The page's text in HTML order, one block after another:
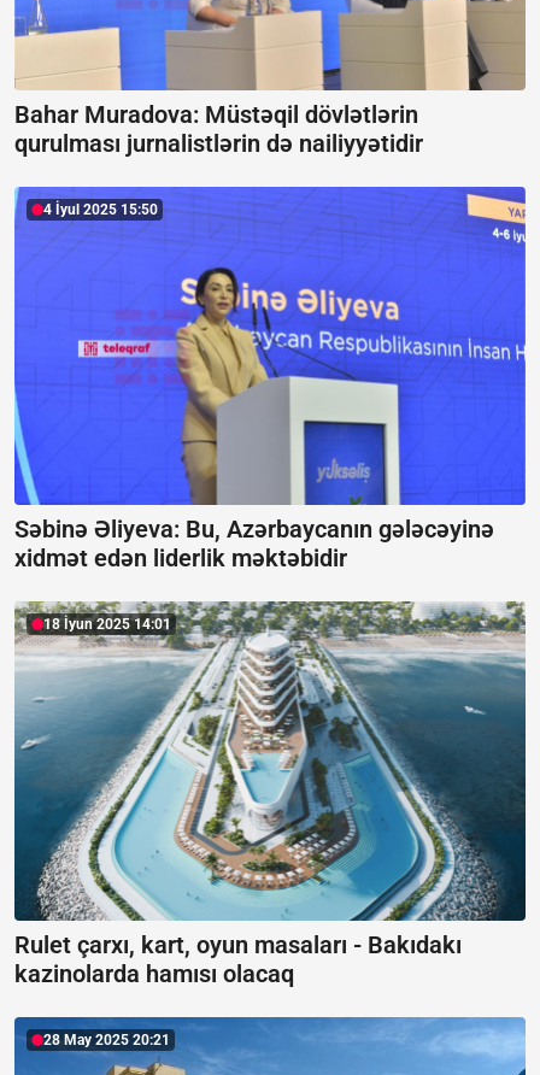
Bahar Muradova: Müstəqil dövlətlərin
qurulması jurnalistlərin də nailiyyətidir
4 İyul 2025 15:50
Səbinə Əliyeva: Bu, Azərbaycanın gələcəyinə
xidmət edən liderlik məktəbidir
18 İyun 2025 14:01
Rulet çarxı, kart, oyun masaları - Bakıdakı
kazinolarda hamısı olacaq
28 May 2025 20:21